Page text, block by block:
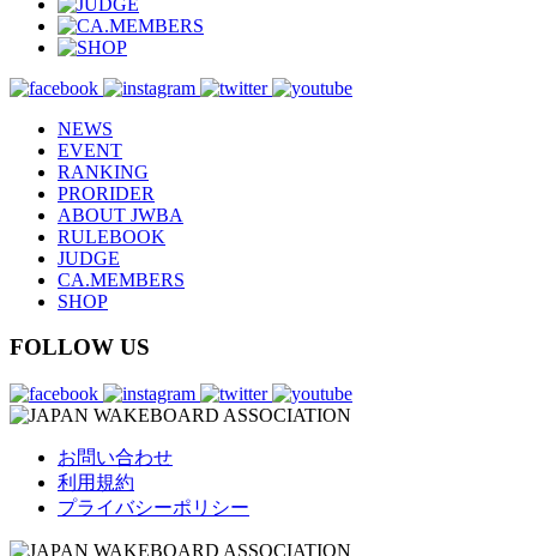
NEWS
EVENT
RANKING
PRORIDER
ABOUT JWBA
RULEBOOK
JUDGE
CA.MEMBERS
SHOP
FOLLOW US
お問い合わせ
利用規約
プライバシーポリシー